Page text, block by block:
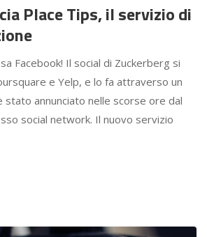
Place Tips, il servizio di
Facebook! Il social di Zuckerberg si
e Yelp, e lo fa attraverso un
stato annunciato nelle scorse ore dal
social network. Il nuovo servizio